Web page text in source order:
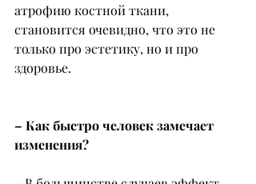
атрофию костной ткани,
становится очевидно, что это не
только про эстетику, но и про
здоровье.
– Как быстро человек замечает
изменения?